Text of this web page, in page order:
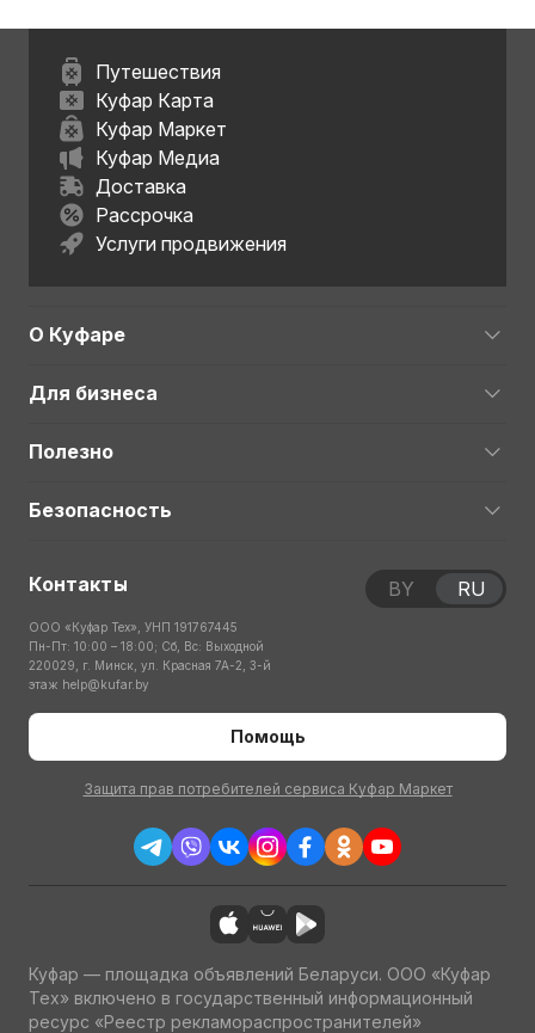
Путешествия
Куфар Карта
Куфар Маркет
Куфар Медиа
Доставка
Рассрочка
Услуги продвижения
О Куфаре
Для бизнеса
Полезно
Безопасность
Контакты
ООО «Куфар Тех», УНП 191767445
Пн-Пт: 10:00 – 18:00; Сб, Вс: Выходной
220029, г. Минск, ул. Красная 7А-2, 3-й
этаж help@kufar.by
Помощь
Защита прав потребителей сервиса Куфар Маркет
BY RU
Куфар — площадка объявлений Беларуси. ООО «Куфар
Тех» включено в государственный информационный
ресурс «Реестр рекламораспространителей»